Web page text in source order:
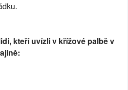
kteří uvízli v křížové palbě v